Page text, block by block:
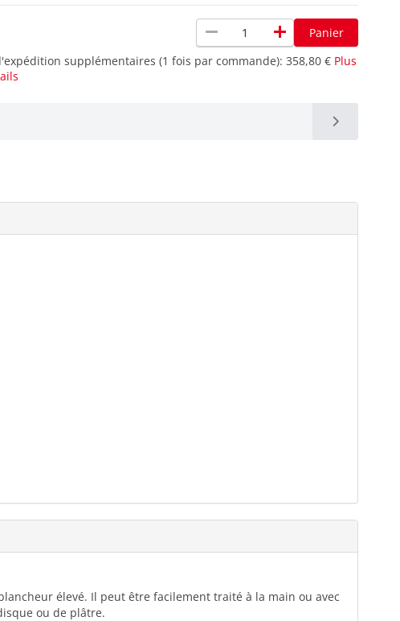
remove add
Panier
supplémentaires (1 fois par commande): 358,80 € Plus
élevé. Il peut être facilement traité à la main ou avec
ou de plâtre.